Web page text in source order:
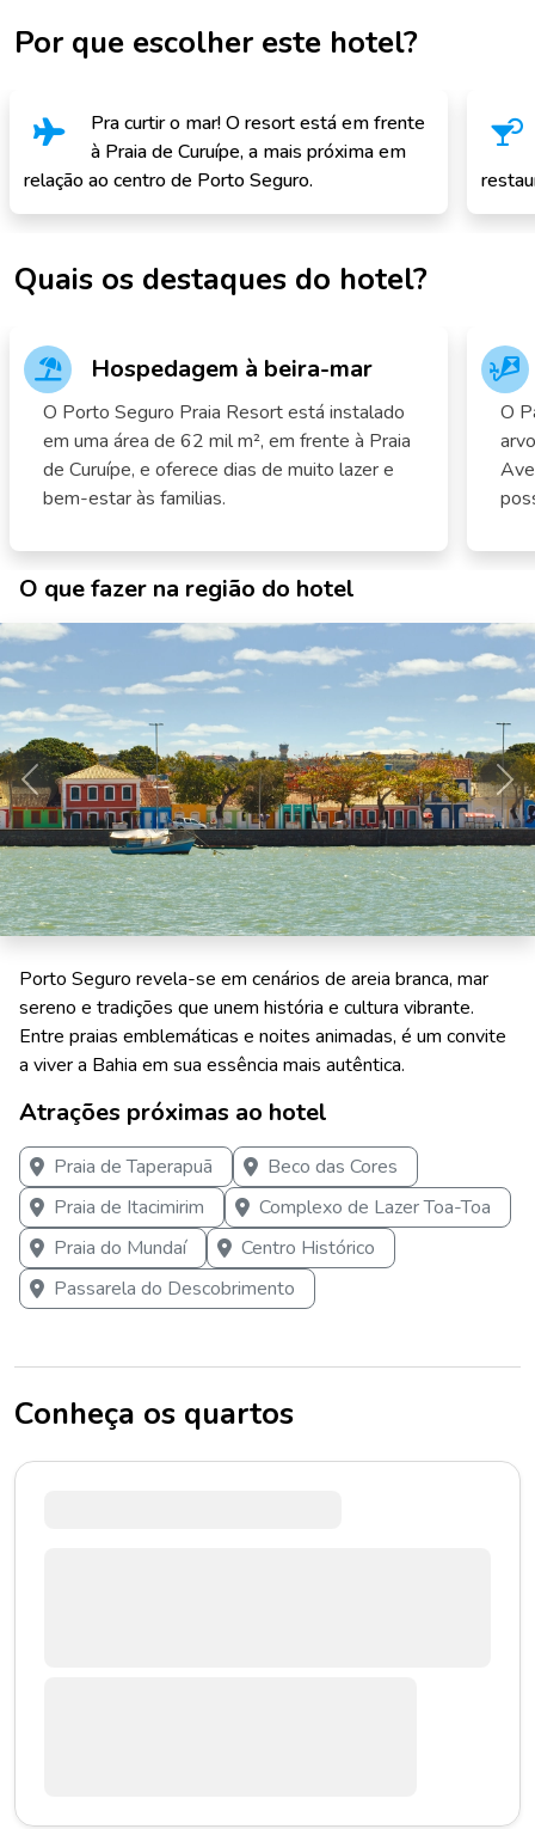
Por que escolher este hotel?
Pra curtir o mar! O resort está em frente
à Praia de Curuípe, a mais próxima em
relação ao centro de Porto Seguro.
Quais os destaques do hotel?
Hospedagem à beira-mar
O Porto Seguro Praia Resort está instalado
em uma área de 62 mil m², em frente à Praia
de Curuípe, e oferece dias de muito lazer e
bem-estar às familias.
O
O que fazer na região do hotel
Anterior
Porto Seguro revela-se em cenários de areia branca, mar
sereno e tradições que unem história e cultura vibrante.
Entre praias emblemáticas e noites animadas, é um convite
a viver a Bahia em sua essência mais autêntica.
Atrações próximas ao hotel
Praia de Taperapuã
Beco das Cores
Praia de Itacimirim
Complexo de Lazer Toa-Toa
Praia do Mundaí
Centro Histórico
Passarela do Descobrimento
Conheça os quartos